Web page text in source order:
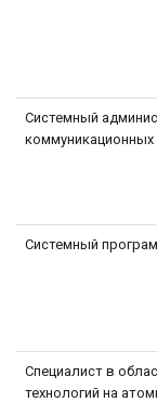
Системный
коммуникационных
Системный
Специалист в
технологий на